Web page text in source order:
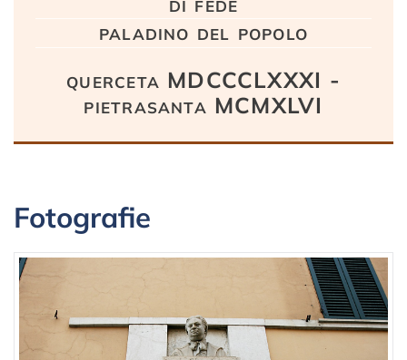
paladino del popolo
querceta MDCCCLXXXI -
pietrasanta MCMXLVI
Fotografie